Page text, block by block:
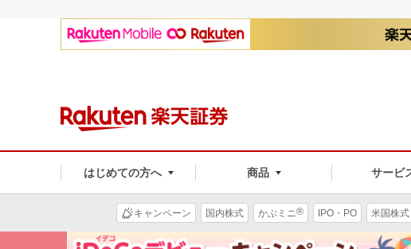
はじめての方へ 商品 サービ
キャンペーン 国内株式 かぶミニ® IPO・PO 米国株式